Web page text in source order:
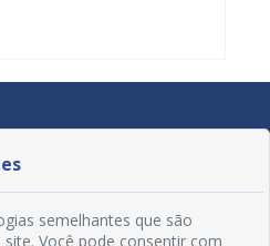
semelhantes que são
Você pode consentir com